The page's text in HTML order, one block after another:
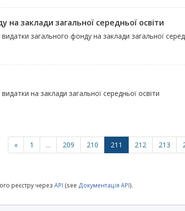
на заклади загальної середньої освіти
загального фонду на заклади загальної
на заклади загальної середньої освіти
« 1 ... 209 210 211 212 213
реєстру через API (see Документація API).